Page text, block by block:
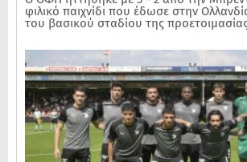
φιλικό παιχνίδι που έδωσε στην
του βασικού σταδίου της